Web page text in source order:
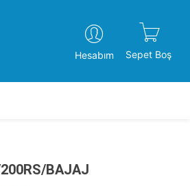
Hesabım Sepet Boş
200RS/BAJAJ